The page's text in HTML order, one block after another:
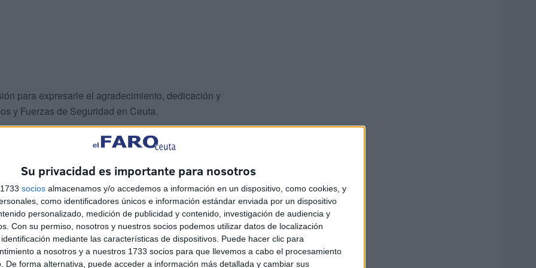
Su privacidad es importante para nosotros
socios almacenamos y/o accedemos a información en un dispositivo, como cookies, y
como identificadores únicos e información estándar enviada por un dispositivo
personalizado, medición de publicidad y contenido, investigación de audiencia y
Con su permiso, nosotros y nuestros socios podemos utilizar datos de localización
mediante las características de dispositivos. Puede hacer clic para
a nosotros y a nuestros 1733 socios para que llevemos a cabo el procesamiento
De forma alternativa, puede acceder a información más detallada y cambiar sus
para expresarle el agradecimiento, dedicación y
y Fuerzas de Seguridad en Ceuta.
del 22% en una semana
esta reunión de la evolución epidemiológica de